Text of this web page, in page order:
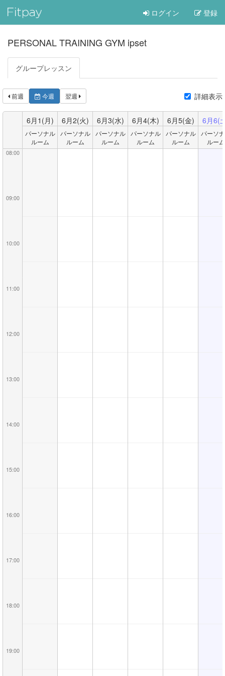
ログイン 登録
PERSONAL TRAINING GYM ipset
グループレッスン
前週 今週 翌週 詳細表示
6月 1 (月)
パーソナル
ルーム
6月2(火)
パーソナル
ルーム
6月3(水)
パーソナル
ルーム
6月4(木)
パーソナル
ルーム
6月5(金)
パーソナル
ルーム
6月6(
パーソ
ルーム
08:00
09:00
10:00
11:00
12:00
13:00
14:00
15:00
16:00
17:00
18:00
19:00